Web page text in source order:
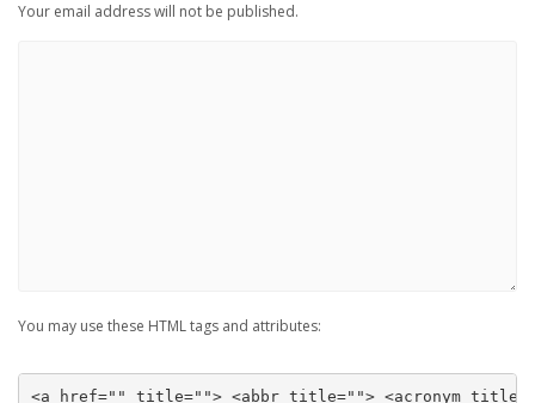
Your email address will not be published.
You may use these HTML tags and attributes:
<a href="" title=""> <abbr title=""> <acronym